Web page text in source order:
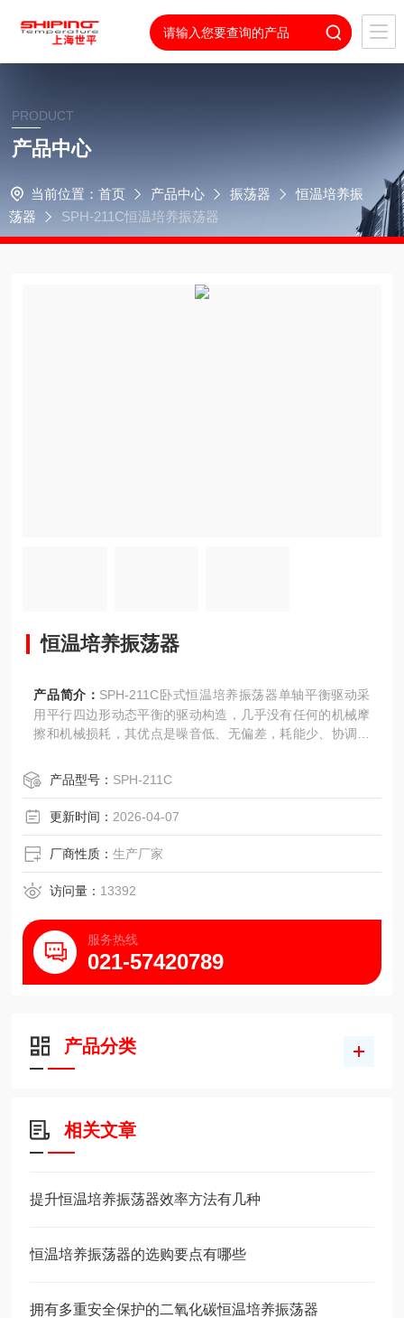
PRODUCT
产品中心
当前位置： 首页 产品中心 振荡器
恒温培养振
荡器
SPH-211C恒温培养振荡器
恒温培养振荡器
产品简介： SPH-211C卧式恒温培养振荡器单轴平衡驱动采
用平行四边形动态平衡的驱动构造，几乎没有任何的机械摩
擦和机械损耗，其优点是噪音低、无偏差，耗能少、协调性
产品型号： SPH-211C
更新时间： 2026-04-07
厂商性质：生产厂家
访问量： 13392
服务热线
021-57420789
产品分类
相关文章
提升恒温培养振荡器效率方法有几种
恒温培养振荡器的选购要点有哪些
拥有多重安全保护的二氧化碳恒温培养振荡器